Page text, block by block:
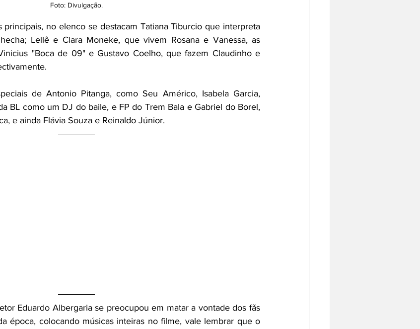
Foto: Divulgação.
principais, no elenco se destacam Tatiana Tiburcio que interpreta
Lellê e Clara Moneke, que vivem Rosana e Vanessa, as
"Boca de 09" e Gustavo Coelho, que fazem Claudinho e
de Antonio Pitanga, como Seu Américo, Isabela Garcia,
BL como um DJ do baile, e FP do Trem Bala e Gabriel do Borel,
e ainda Flávia Souza e Reinaldo Júnior.
Eduardo Albergaria se preocupou em matar a vontade dos fãs
época, colocando músicas inteiras no filme, vale lembrar que o